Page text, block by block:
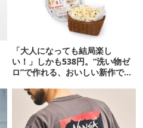
「大人になっても結局楽し
い！」しかも538円。“洗い物ゼ
ロ”で作れる、おいしい新作です